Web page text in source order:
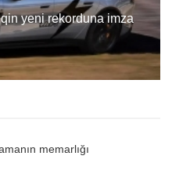
yeni rekorduna imza
memarlığı